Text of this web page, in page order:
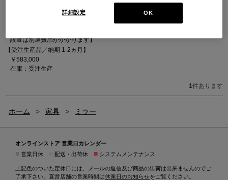
設置は別途費用がかかります】
【受注生産品／納期 1-2ヵ月】
￥583,000
在庫：受注生産
1件あります
ホーム > 家具 > ミラー
オンラインストア 営業日カレンダー
営業日休 配送・出荷休 ■ システムメンテナンス
上記色のついた定休日には、メールの返信及び商品の出荷は出来ませんのでご
了承下さい。直営店舗の営業時間は休業日のお知らせをご覧ください。
OK
詳細設定